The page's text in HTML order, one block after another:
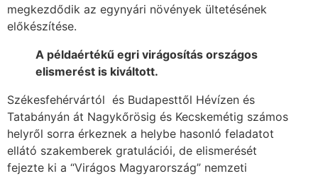
megkezdődik az egynyári növények ültetésének
előkészítése.
A példaértékű egri virágosítás országos
elismerést is kiváltott.
Székesfehérvártól és Budapesttől Hévízen és
Tatabányán át Nagykőrösig és Kecskemétig számos
helyről sorra érkeznek a helybe hasonló feladatot
ellátó szakemberek gratulációi, de elismerését
fejezte ki a “Virágos Magyarország” nemzeti